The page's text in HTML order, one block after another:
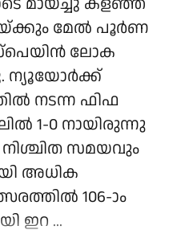
മേല്‍ പൂര്‍ണ
ലോക
ന്യൂയോര്‍ക്ക്
നടന്ന ഫിഫ
1-0 നായിരുന്നു
നിശ്ചിത സമയവും
അധിക
106-ാം
ഇറ ...